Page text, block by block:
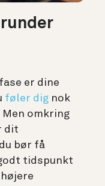
er dine
føler dig nok
omkring
dit
bør få
tidspunkt